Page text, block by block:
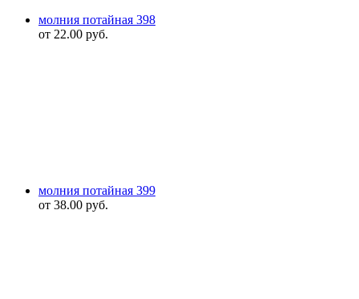
молния потайная 398
от 22.00 руб.
молния потайная 399
от 38.00 руб.